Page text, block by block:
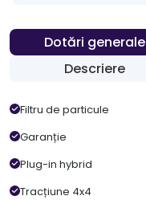
Dotări generale
Descriere
Filtru de particule
Garanție
Plug-in hybrid
Tracțiune 4x4